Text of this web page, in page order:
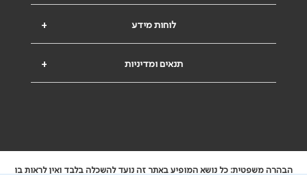
+ לוחות מידע
+ תנאים ומדיניות
הבהרה משפטית: כל נושא המופיע באתר זה נועד להשכלה בלבד ואין לראות בו